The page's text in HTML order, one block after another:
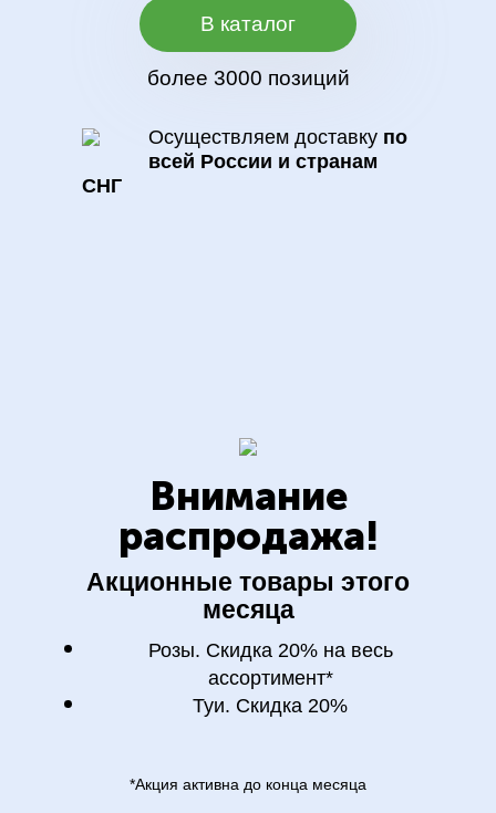
В каталог
более 3000 позиций
Осуществляем доставку по
всей России и странам
СНГ
Внимание
распродажа!
Акционные товары этого
месяца
Розы. Скидка 20% на весь
ассортимент*
Туи. Скидка 20%
*Акция активна до конца месяца